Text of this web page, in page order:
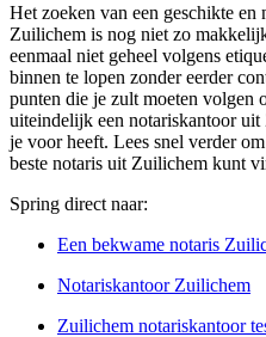
Het zoeken van een geschikte
Zuilichem is nog niet zo
eenmaal niet geheel volgens
binnen te lopen zonder eerder
punten die je zult moeten volgen
uiteindelijk een notariskantoor
je voor heeft. Lees snel verder
beste notaris uit Zuilichem kunt
Spring direct naar:
Een bekwame notaris
Notariskantoor Zuilichem
Zuilichem notariskantoor